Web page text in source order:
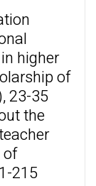
higher
of
23-35.
the
of
215.